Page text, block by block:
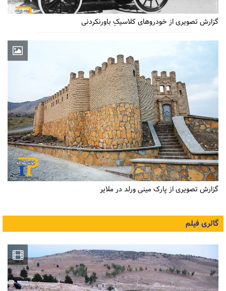
گزارش تصویری از خودروهای کلاسیکِ باورنکردنی
گزارش تصویری از پارک مینی ورلد در ملایر
گالری فیلم